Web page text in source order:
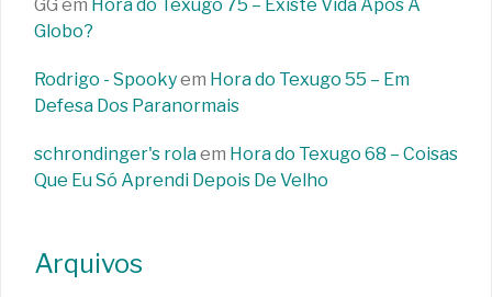
GG em Hora do Texugo 75 – Existe Vida Após A
Globo?
Rodrigo - Spookyem Hora do Texugo 55 – Em
Defesa Dos Paranormais
schrondinger's rolaem Hora do Texugo 68 – Coisas
Que Eu Só Aprendi Depois De Velho
Arquivos